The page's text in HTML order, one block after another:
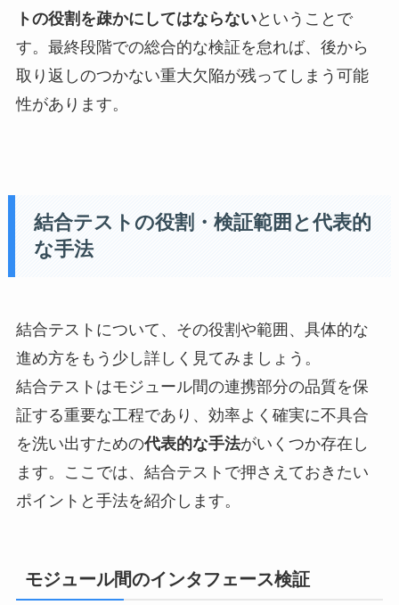
トの役割を疎かにしてはならないということで
す。最終段階での総合的な検証を怠れば、後から
取り返しのつかない重大欠陥が残ってしまう可能
性があります。
結合テストの役割・検証範囲と代表的
な手法
結合テストについて、その役割や範囲、具体的な
進め方をもう少し詳しく見てみましょう。
結合テストはモジュール間の連携部分の品質を保
証する重要な工程であり、効率よく確実に不具合
を洗い出すための代表的な手法がいくつか存在し
ます。ここでは、結合テストで押さえておきたい
ポイントと手法を紹介します。
モジュール間のインタフェース検証